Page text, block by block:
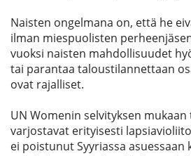
Naisten ongelmana on, että he
ilman miespuolisten
vuoksi naisten mahdollisuudet
tai parantaa taloustilannettaan
ovat rajalliset.
UN Womenin selvityksen
varjostavat erityisesti
ei poistunut Syyriassa asuessaan